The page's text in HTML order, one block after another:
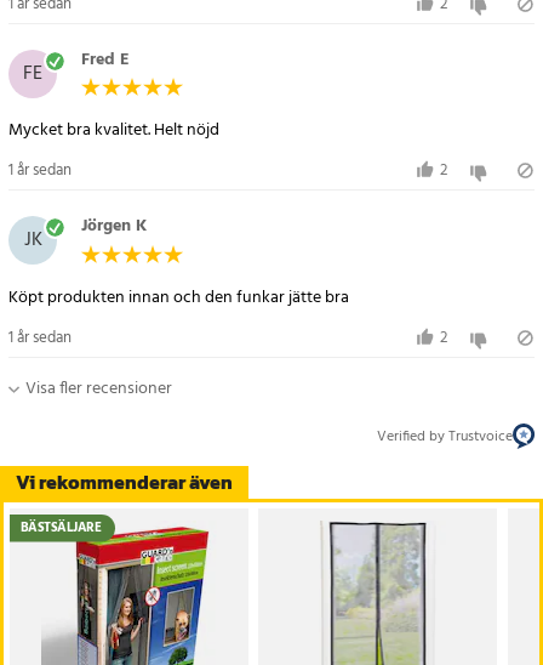
Vi rekommenderar även
BÄSTSÄLJARE
FE Fred E
Mycket bra kvalitet. Helt nöjd
1 år sedan 2
JK Jörgen K
1 år sedan 2
Visa fler recensioner
Verified by Trustvoice